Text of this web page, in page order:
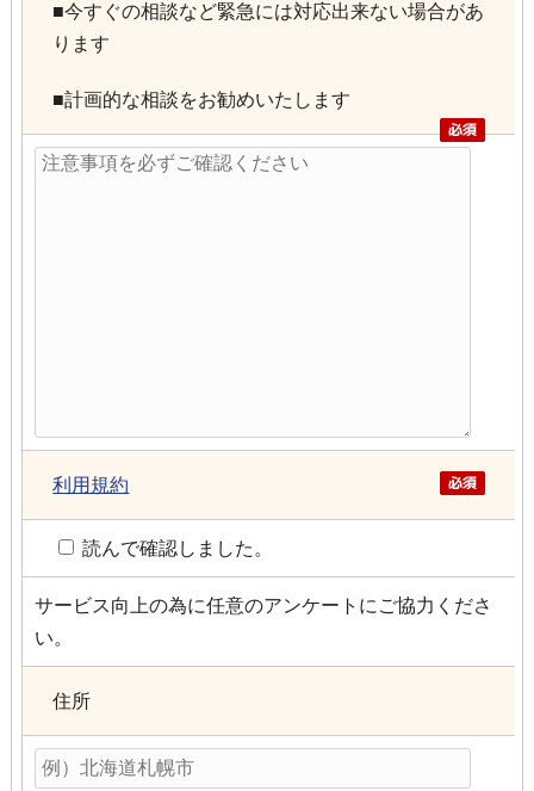
■今すぐの相談など緊急には対応出来ない場合があ
ります
■計画的な相談をお勧めいたします
利用規約
読んで確認しました。
サービス向上の為に任意のアンケートにご協力くださ
い。
住所